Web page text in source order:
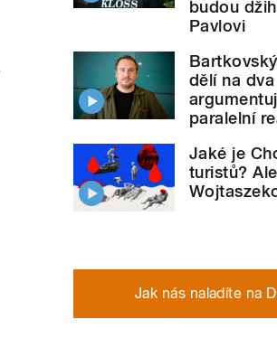
budou
Pavlovi
dělí na
paralelní
Jaké je
turistů?
Jak nás naladíte na